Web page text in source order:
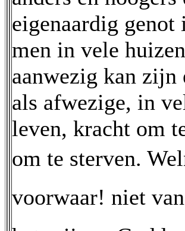
eigenaardig genot
men in vele
aanwezig kan zijn
als afwezige, in
leven, kracht om
om te sterven.
voorwaar! niet van